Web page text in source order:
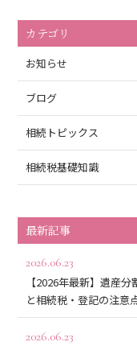
カテゴリ
お知らせ
ブログ
相続トピックス
相続税基礎知識
最新記事
2026.06.23
【2026年最新】遺産
と相続税・登記の注意
2026.06.23